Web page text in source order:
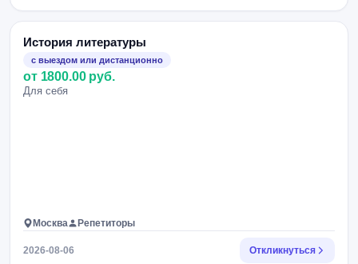
История литературы
с выездом или дистанционно
от 1800.00 руб.
Для себя
Москва Репетиторы
2026-08-06 Откликнуться